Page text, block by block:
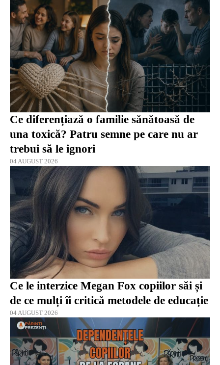
Ce diferențiază o familie sănătoasă de
una toxică? Patru semne pe care nu ar
trebui să le ignori
04 AUGUST 2026
Ce le interzice Megan Fox copiilor săi și
de ce mulți îi critică metodele de educație
04 AUGUST 2026